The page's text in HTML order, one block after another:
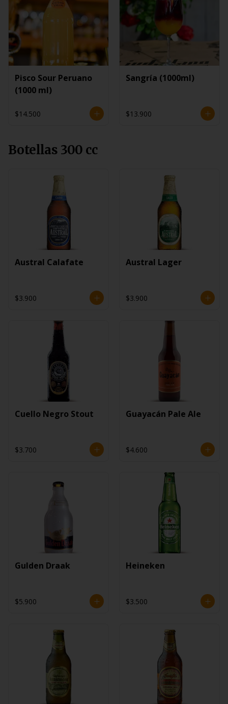
Pisco Sour Peruano
(1000 ml)
$14.500
Sangría (1000ml)
$13.900
Botellas 300 cc
Austral Calafate
$3.900
Austral Lager
$3.900
Cuello Negro Stout
$3.700
Guayacán Pale Ale
$4.600
Gulden Draak
$5.900
Heineken
$3.500